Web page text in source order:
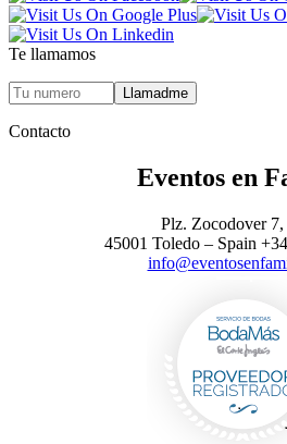
Te llamamos
Contacto
Eventos en
Plz. Zocodover 7,
45001 Toledo – Spain